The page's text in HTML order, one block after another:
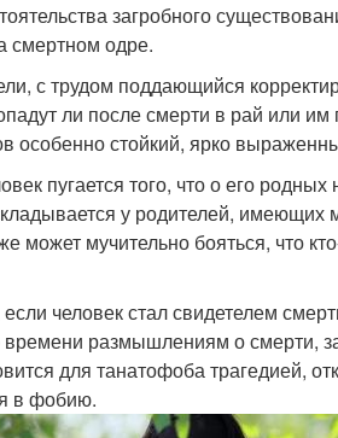
загробного
смертном одре.
с трудом поддающийся
ли после смерти в рай или
особенно стойкий, ярко
пугается того, что о его родных
у родителей, имеющих
может мучительно бояться, что
человек стал свидетелем
времени размышлениям о смерти,
для танатофоба трагедией,
в фобию.